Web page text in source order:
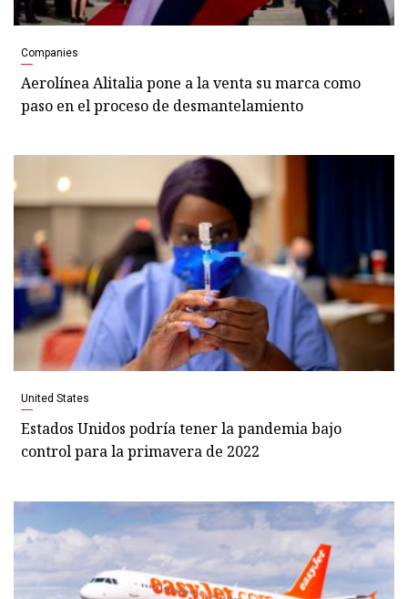
Companies
Aerolínea Alitalia pone a la venta su marca como
paso en el proceso de desmantelamiento
United States
Estados Unidos podría tener la pandemia bajo
control para la primavera de 2022